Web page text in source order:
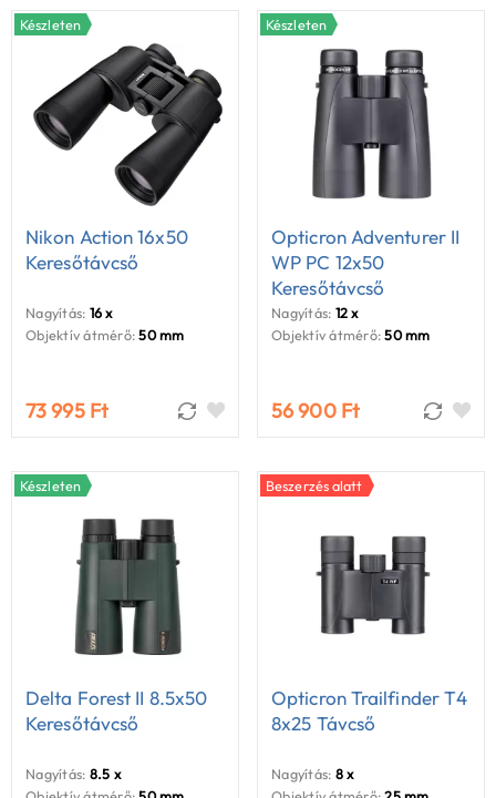
Készleten
Nikon Action 16x50
Keresőtávcső
Nagyítás: 16 x
Objektív átmérő: 50 mm
73 995 Ft
Készleten
Opticron Adventurer II
WP PC 12x50
Keresőtávcső
Nagyítás: 12 x
Objektív átmérő: 50 mm
56 900 Ft
Készleten
Delta Forest II 8.5x50
Keresőtávcső
Nagyítás: 8.5 x
Beszerzés alatt
Opticron Trailfinder T4
8x25 Távcső
Nagyítás: 8 x